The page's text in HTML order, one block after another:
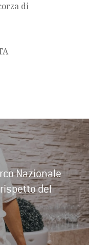
di
Nazionale
del